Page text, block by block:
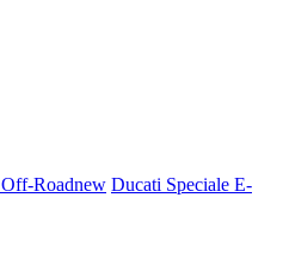
Off-Roadnew Ducati Speciale E-